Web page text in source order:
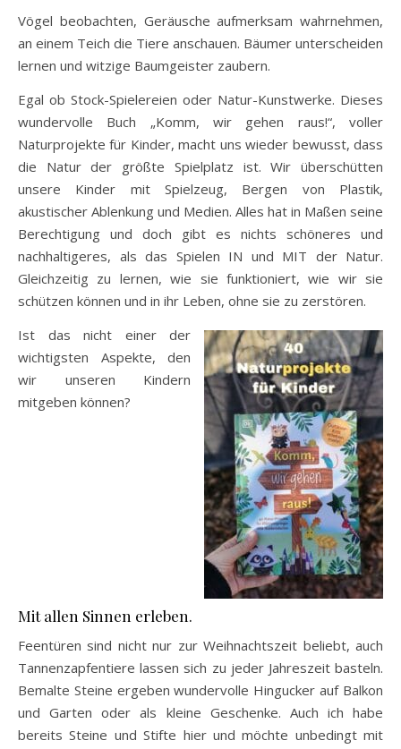
Vögel beobachten, Geräusche aufmerksam wahrnehmen,
an einem Teich die Tiere anschauen. Bäumer unterscheiden
lernen und witzige Baumgeister zaubern.
Egal ob Stock-Spielereien oder Natur-Kunstwerke. Dieses
wundervolle Buch „Komm, wir gehen raus!“, voller
Naturprojekte für Kinder, macht uns wieder bewusst, dass
die Natur der größte Spielplatz ist. Wir überschütten
unsere Kinder mit Spielzeug, Bergen von Plastik,
akustischer Ablenkung und Medien. Alles hat in Maßen seine
Berechtigung und doch gibt es nichts schöneres und
nachhaltigeres, als das Spielen IN und MIT der Natur.
Gleichzeitig zu lernen, wie sie funktioniert, wie wir sie
schützen können und in ihr Leben, ohne sie zu zerstören.
Ist das nicht einer der
wichtigsten Aspekte, den
wir unseren Kindern
mitgeben können?
Mit allen Sinnen erleben.
Feentüren sind nicht nur zur Weihnachtszeit beliebt, auch
Tannenzapfentiere lassen sich zu jeder Jahreszeit basteln.
Bemalte Steine ergeben wundervolle Hingucker auf Balkon
und Garten oder als kleine Geschenke. Auch ich habe
bereits Steine und Stifte hier und möchte unbedingt mit